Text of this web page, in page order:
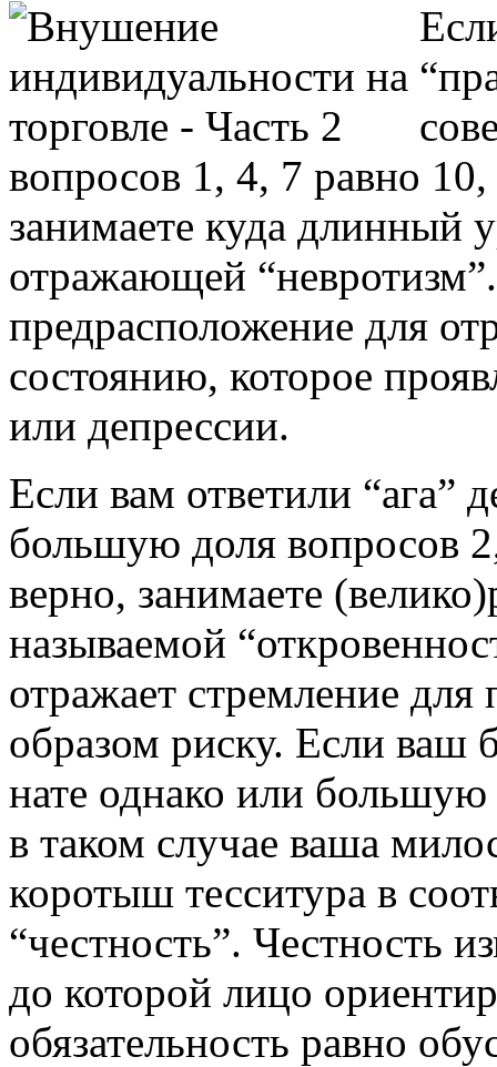
вопросов 1, 4, 7 равно
занимаете куда длинный
отражающей
предрасположение для
состоянию, которое
или депрессии.
Если вам ответили “ага”
большую доля вопросов
верно, занимаете
называемой
отражает стремление
образом риску. Если ваш
нате однако или
в таком случае ваша
коротыш тесситура в
“честность”. Честность
до которой лицо
обязательность равно